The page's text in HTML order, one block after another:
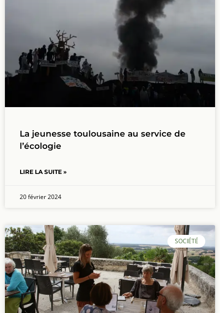
La jeunesse toulousaine au service de
l’écologie
LIRE LA SUITE »
20 février 2024
SOCIÉTÉ